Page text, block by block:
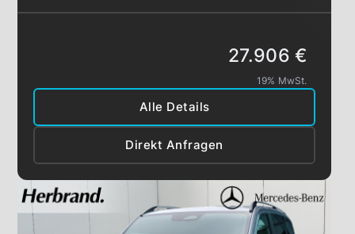
Alle Details
Direkt Anfragen
27.906 €
19% MwSt.